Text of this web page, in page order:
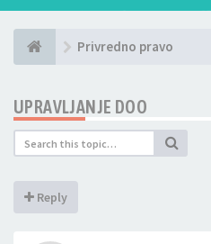
Privredno pravo
UPRAVLJANJE DOO
Reply